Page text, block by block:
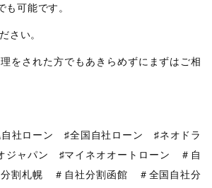
も可能です。
さい。
をされた方でもあきらめずにまずはご相
社ローン ♯全国自社ローン ♯ネオドラ
ジャパン ♯マイネオオートローン ＃自
割札幌 ＃自社分割函館 ＃全国自社分